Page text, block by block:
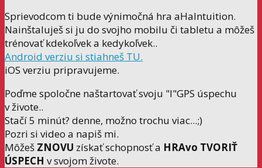
Sprievodcom ti bude výnimočná hra aHaIntuition.
Nainštaluješ si ju do svojho mobilu či tabletu a môžeš
trénovať kdekoľvek a kedykoľvek..
Android verziu si stiahneš TU.
iOS verziu pripravujeme.
Poďme spoločne naštartovať svoju "I"GPS úspechu
v živote..
Stačí 5 minút? denne, možno trochu viac...;)
Pozri si video a napiš mi.
Môžeš ZNOVU získať schopnosť a HRAvo TVORIŤ
ÚSPECH v svojom živote.